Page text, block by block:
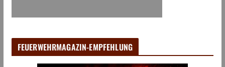
FEUERWEHRMAGAZIN-EMPFEHLUNG